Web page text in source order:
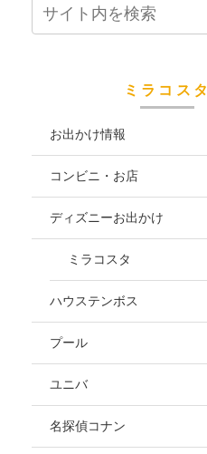
ミラコスタ
お出かけ情報
コンビニ・お店
ディズニーお出かけ
ミラコスタ
ハウステンボス
プール
ユニバ
名探偵コナン